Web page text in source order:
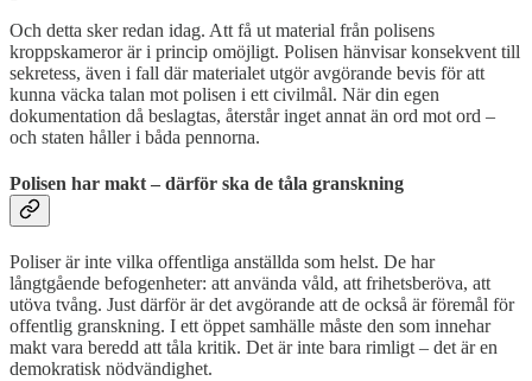
Och detta sker redan idag. Att få ut material från polisens
kroppskameror är i princip omöjligt. Polisen hänvisar konsekvent till
sekretess, även i fall där materialet utgör avgörande bevis för att
kunna väcka talan mot polisen i ett civilmål. När din egen
dokumentation då beslagtas, återstår inget annat än ord mot ord –
och staten håller i båda pennorna.
Polisen har makt – därför ska de tåla granskning
Poliser är inte vilka offentliga anställda som helst. De har
långtgående befogenheter: att använda våld, att frihetsberöva, att
utöva tvång. Just därför är det avgörande att de också är föremål för
offentlig granskning. I ett öppet samhälle måste den som innehar
makt vara beredd att tåla kritik. Det är inte bara rimligt – det är en
demokratisk nödvändighet.